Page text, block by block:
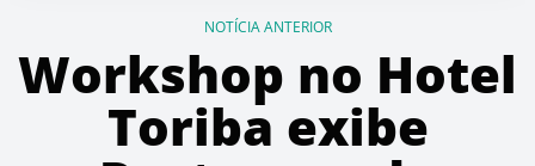
NOTÍCIA ANTERIOR
Workshop no Hotel
Toriba exibe